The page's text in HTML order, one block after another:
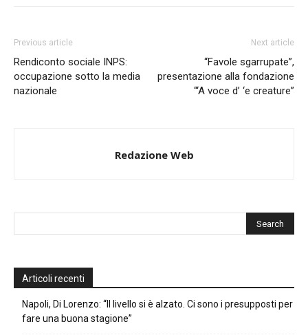
Previous article
Rendiconto sociale INPS:
occupazione sotto la media
nazionale
Next article
“Favole sgarrupate”,
presentazione alla fondazione
“‘A voce d’ ‘e creature”
Redazione Web
Articoli recenti
Napoli, Di Lorenzo: “Il livello si è alzato. Ci sono i presupposti per
fare una buona stagione”